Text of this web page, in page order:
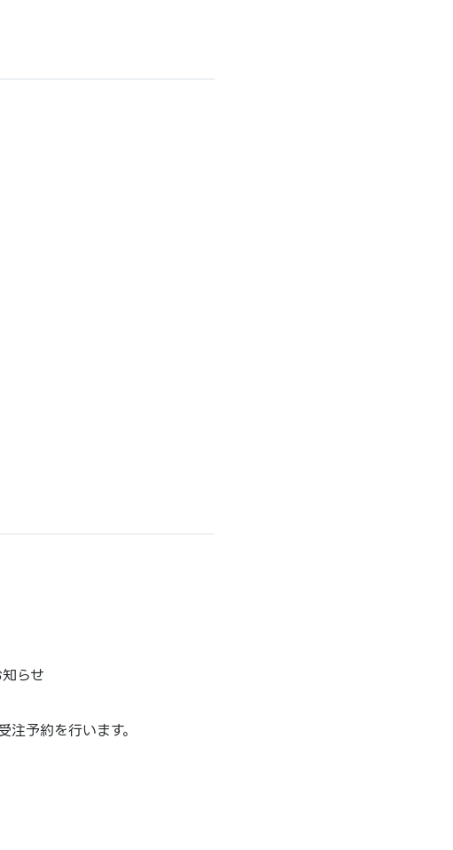
らせ
予約を行います。